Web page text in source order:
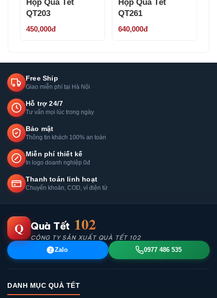
Hộp Quà Tết
QT203
450,000đ
Hộp Quà Tết
QT261
640,000đ
Free Ship
Giao miễn phí tại Hà Nội
Hỗ trợ 24/7
Tư vấn mọi lúc trong ngày
Bảo mật
Thông tin khách 100% an toàn
Miễn phí thiết kế
In logo doanh nghiệp 0đ
Thanh toán linh hoạt
Chuyển khoản, COD, ví điện tử
Q Quà Tết 102
CÔNG TY SẢN XUẤT QUÀ TẾT 102
Z Zalo 0977 486 535
DANH MỤC QUÀ TẾT